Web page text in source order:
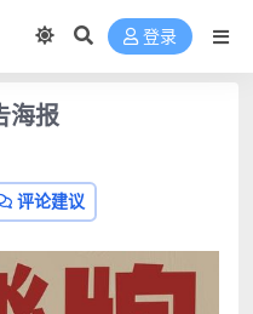
登录
海报
评论建议